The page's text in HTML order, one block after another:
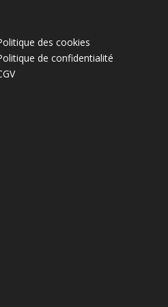
des cookies
de confidentialité